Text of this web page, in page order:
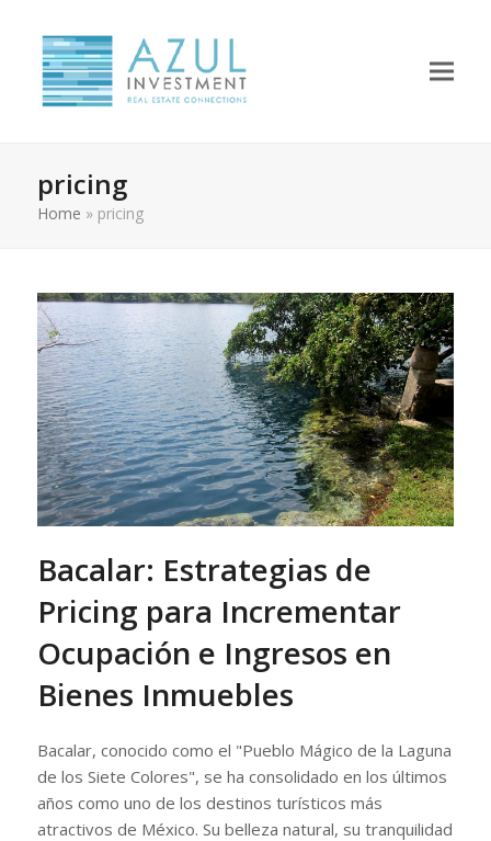
pricing
Home » pricing
Bacalar: Estrategias de
Pricing para Incrementar
Ocupación e Ingresos en
Bienes Inmuebles
Bacalar, conocido como el "Pueblo Mágico de la Laguna
de los Siete Colores", se ha consolidado en los últimos
años como uno de los destinos turísticos más
atractivos de México. Su belleza natural, su tranquilidad